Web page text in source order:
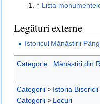
↑ Lista
Legături externe
Istoricul Mănăstirii
Categorie: Mănăstiri din
Categorii > Istoria Bisericii
Categorii > Locuri